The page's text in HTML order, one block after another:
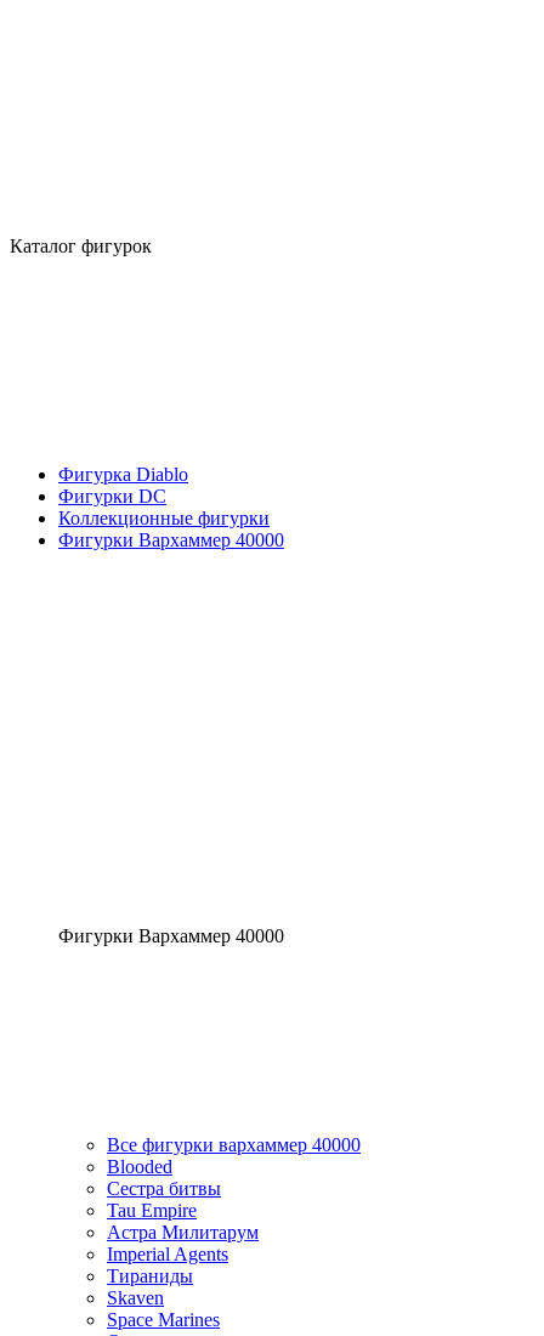
Каталог фигурок
Фигурка Diablo
Фигурки DC
Коллекционные фигурки
Фигурки Вархаммер 40000
Фигурки Вархаммер 40000
Все фигурки вархаммер 40000
Blooded
Сестра битвы
Tau Empire
Астра Милитарум
Imperial Agents
Тираниды
Skaven
Space Marines